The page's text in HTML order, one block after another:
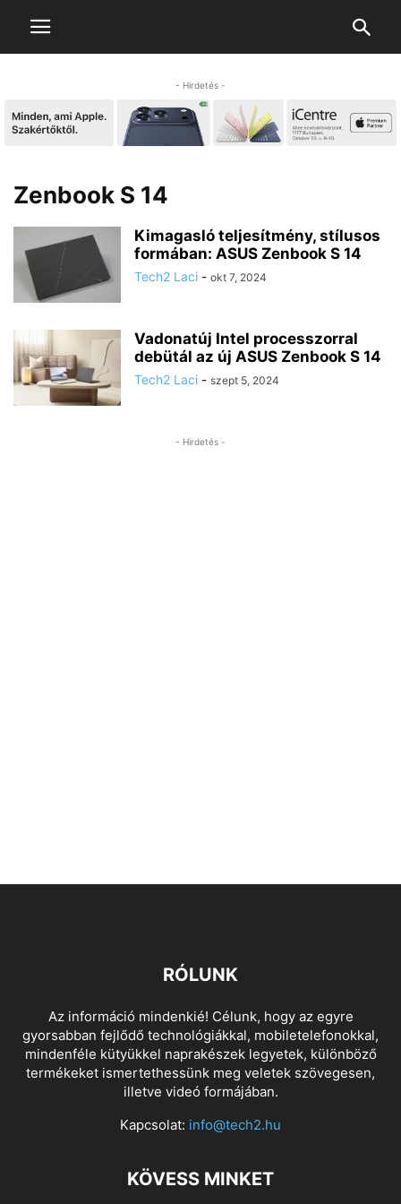
- Hirdetés -
Zenbook S 14
Kimagasló teljesítmény, stílusos
formában: ASUS Zenbook S 14
Tech2 Laci - okt 7, 2024
Vadonatúj Intel processzorral
debütál az új ASUS Zenbook S 14
Tech2 Laci - szept 5, 2024
- Hirdetés -
RÓLUNK
Az információ mindenkié! Célunk, hogy az egyre
gyorsabban fejlődő technológiákkal, mobiletelefonokkal,
mindenféle kütyükkel naprakészek legyetek, különböző
termékeket ismertethessünk meg veletek szövegesen,
illetve videó formájában.
Kapcsolat: info@tech2.hu
KÖVESS MINKET